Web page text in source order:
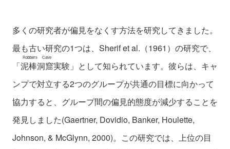
多くの研究者が偏見をなくす方法を研究してきました。
最も古い研究の1つは、Sherif et al.（1961）の研究で、
「泥棒洞窟
Robbers Cave
実験」として知られています。彼らは、キャ
ンプで対立する2つのグループが共通の目標に向かって
協力すると、グループ間の偏見的態度が減少することを
発見しました(Gaertner, Dovidio, Banker, Houlette,
Johnson, & McGlynn, 2000)。この研究では、上位の目